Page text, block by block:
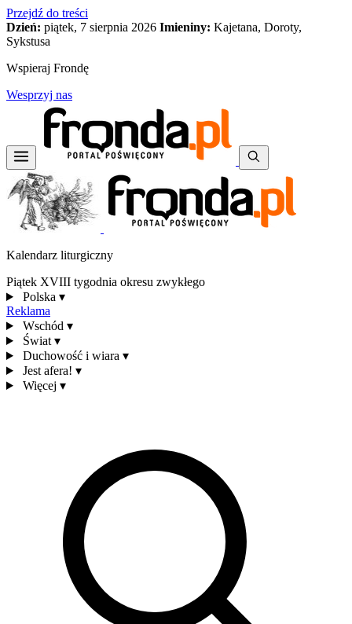
Przejdź do treści
Dzień: piątek, 7 sierpnia 2026 Imieniny: Kajetana, Doroty,
Sykstusa
Wspieraj Frondę
Wesprzyj nas
Kalendarz liturgiczny
Piątek XVIII tygodnia okresu zwykłego
Polska ▾
Reklama
Wschód ▾
Świat ▾
Duchowość i wiara ▾
Jest afera! ▾
Więcej ▾